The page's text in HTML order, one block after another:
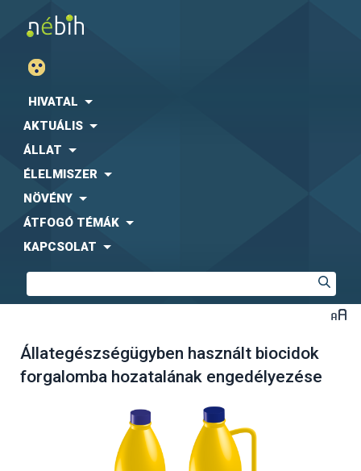
HIVATAL
AKTUÁLIS
ÁLLAT
ÉLELMISZER
NÖVÉNY
ÁTFOGÓ TÉMÁK
KAPCSOLAT
Állategészségügyben használt biocidok
forgalomba hozatalának engedélyezése